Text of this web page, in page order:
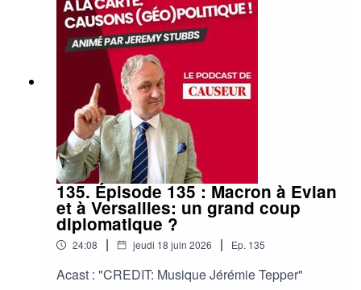
135. Épisode 135 : Macron à Evian
et à Versailles: un grand coup
diplomatique ?
24:08 | jeudi 18 juin 2026 | Ep. 135
Acast : "CREDIT: Musique Jérémie Tepper"